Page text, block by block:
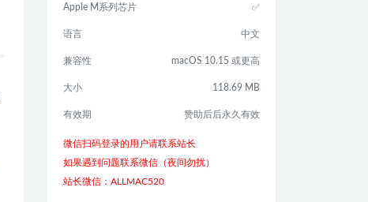
Apple M系列芯片 ✅
语言 中文
兼容性 macOS 10.15 或更高
大小 118.69 MB
有效期 赞助后后永久有效
微信扫码登录的用户请联系站长
如果遇到问题联系微信（夜间勿扰）
站长微信：ALLMAC520